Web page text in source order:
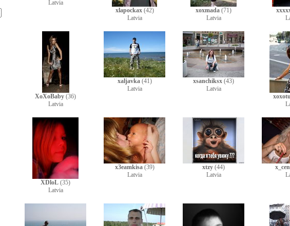
Latvia
xlapockax(42)
Latvia
xoxmada (71)
Latvia
XoXoBaby (36)
Latvia
xaljavka(41)
Latvia
xsanchiksx (43)
Latvia
XDloL (35)
Latvia
x3eamkisa(39)
Latvia
xtzy (44)
Latvia